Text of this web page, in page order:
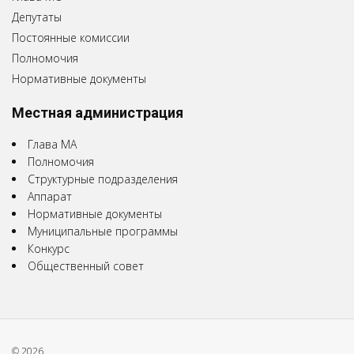
Депутаты
Постоянные комиссии
Полномочия
Нормативные документы
Местная администрация
Глава МА
Полномочия
Структурные подразделения
Аппарат
Нормативные документы
Муниципальные программы
Конкурс
Общественный совет
© 2026